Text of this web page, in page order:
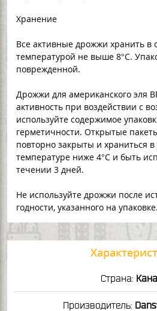
Хранение
Все активные дрожжи хранить в
температурой не выше 8°C.
поврежденной.
Дрожжи для американского эля
активность при воздействии с
используйте содержимое
герметичности. Открытые
повторно закрыты и храниться в
температуре ниже 4°C и быть
течении 3 дней.
Не используйте дрожжи после
годности, указанного на упаковке.
Страна:
Производитель: